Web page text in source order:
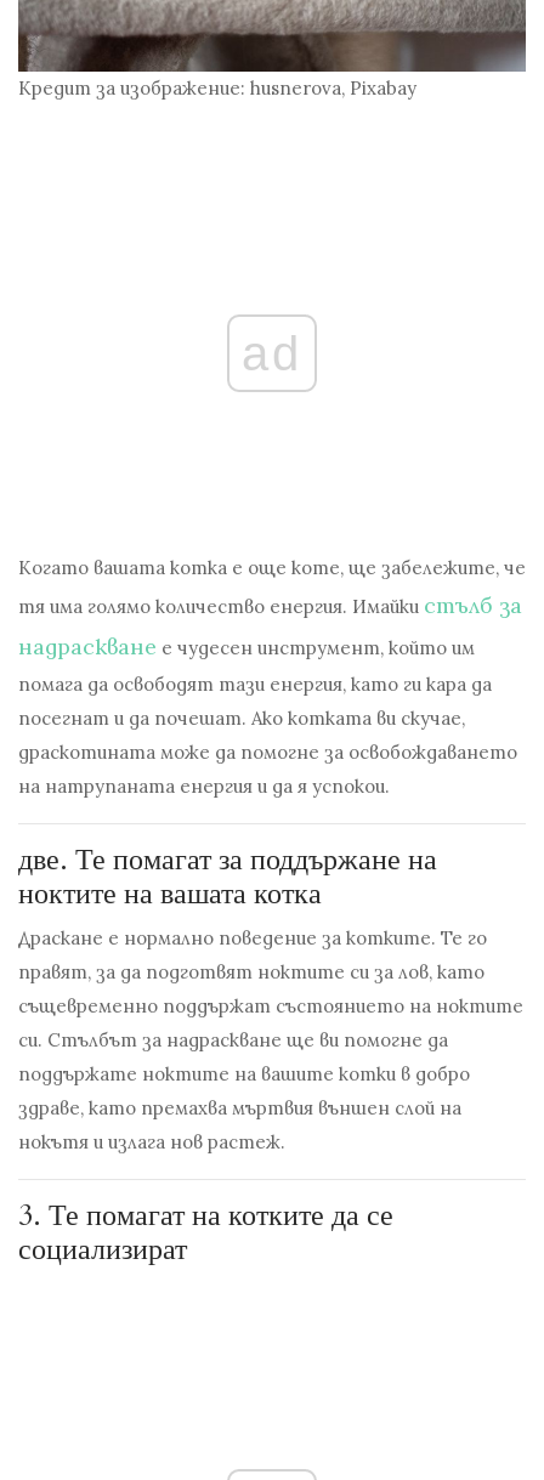
Кредит за изображение: husnerova, Pixabay
ad
Когато вашата котка е още коте, ще забележите, че
тя има голямо количество енергия. Имайки стълб за
надраскване е чудесен инструмент, който им
помага да освободят тази енергия, като ги кара да
посегнат и да почешат. Ако котката ви скучае,
драскотината може да помогне за освобождаването
на натрупаната енергия и да я успокои.
две. Те помагат за поддържане на
ноктите на вашата котка
Драскане е нормално поведение за котките. Те го
правят, за да подготвят ноктите си за лов, като
същевременно поддържат състоянието на ноктите
си. Стълбът за надраскване ще ви помогне да
поддържате ноктите на вашите котки в добро
здраве, като премахва мъртвия външен слой на
нокътя и излага нов растеж.
3. Те помагат на котките да се
социализират